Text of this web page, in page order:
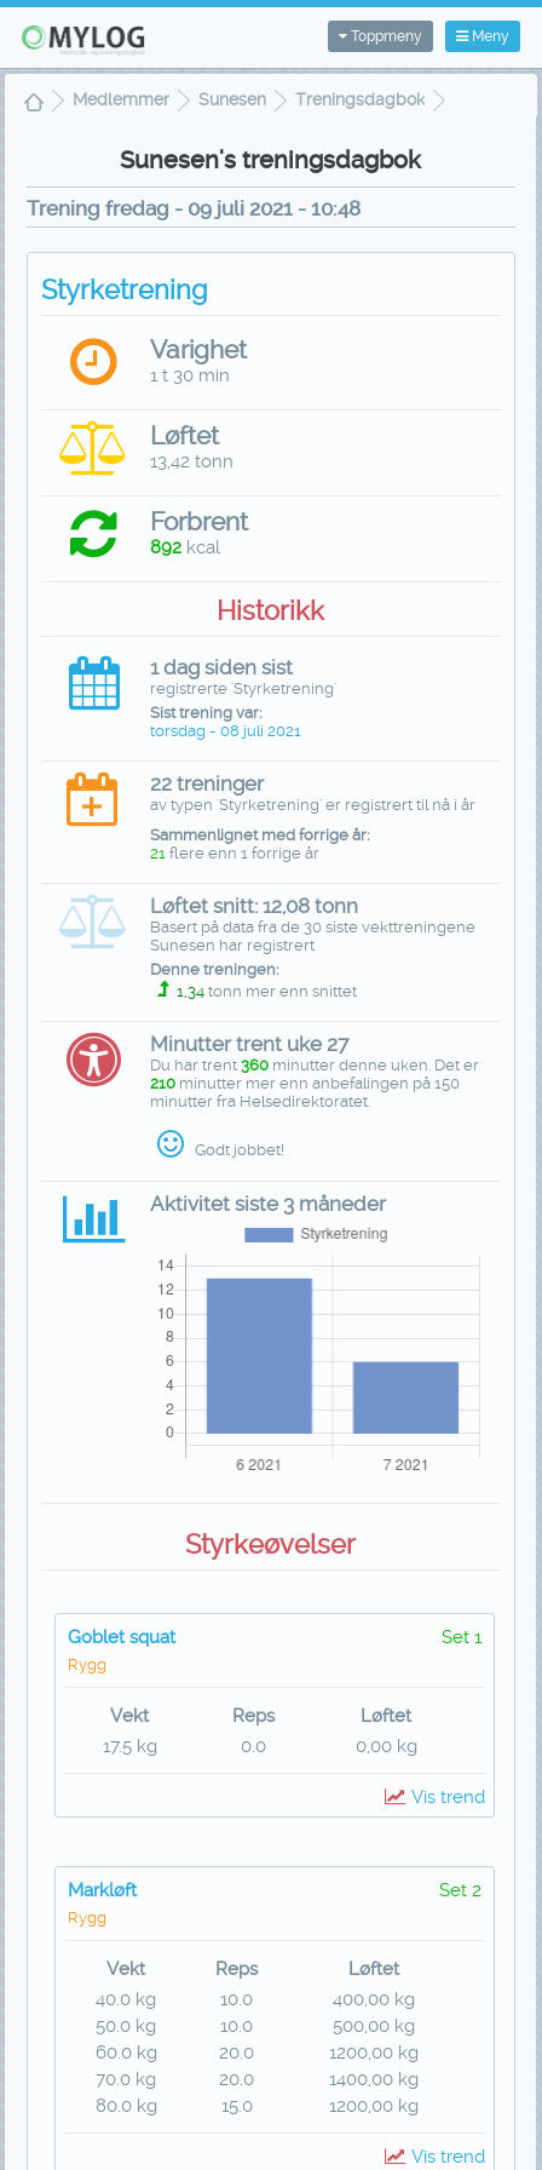
Meny
Toppmeny
Medlemmer Sunesen
Treningsdagbok
Sunesen's treningsdagbok
Trening fredag - 09 juli 2021 - 10:48
Styrketrening
Varighet
1 t 30 min
Løftet
13,42 tonn
Forbrent
892 kcal
Historikk
1 dag siden sist
registrerte 'Styrketrening'
Sist trening var:
torsdag - 08 juli 2021
22 treninger
av typen 'Styrketrening' er registrert til nå i år
Sammenlignet med forrige år:
21 flere enn 1 forrige år
Løftet snitt: 12,08 tonn
Basert på data fra de 30 siste vekttreningene
Sunesen har registrert
Denne treningen:
1,34 tonn mer enn snittet
Minutter trent uke 27
Du har trent360 minutter denne uken. Det er
210 minutter mer enn anbefalingen på 150
minutter fra Helsedirektoratet.
Godt jobbet!
Aktivitet siste 3 måneder
Styrkeøvelser
Goblet squat Set 1
Rygg
Vekt Reps
Løftet
17.5 kg
0.0 0,00 kg
Vis trend
Markløft Set 2
Rygg
Vekt Reps
Løftet
40.0 kg
10.0
400,00 kg
50.0 kg
10.0
500,00 kg
60.0 kg
20.0
1200,00 kg
70.0 kg
20.0
1400,00 kg
80.0 kg
15.0 1200,00 kg
Vis trend